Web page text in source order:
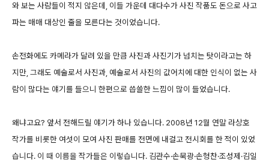
와 보는 사람들이 적지 않은데, 이들 가운데 대다수가 사진 작품도 돈으로 사고
파는 매매 대상인 줄을 모른다는 것이었습니다.
손전화에도 카메라가 달려 있을 만큼 사진과 사진기가 넘치는 탓이라고는 하
지만, 그래도 예술로서 사진과, 예술로서 사진의 값어치에 대한 인식이 없는 사
람이 많다는 얘기를 들으니 한편으로 씁쓸한 느낌이 많이 들었습니다.
왜냐고요? 앞서 전해드릴 얘기가 하나 있습니다. 2008년 12월 연말 라상호
작가를 비롯한 여섯이 모여 사진 판매를 전면에 내걸고 전시회를 한 적이 있었
습니다. 이 때 이름을 작가들은 이렇습니다. 김관수·손묵광·손형찬·조성제·김일